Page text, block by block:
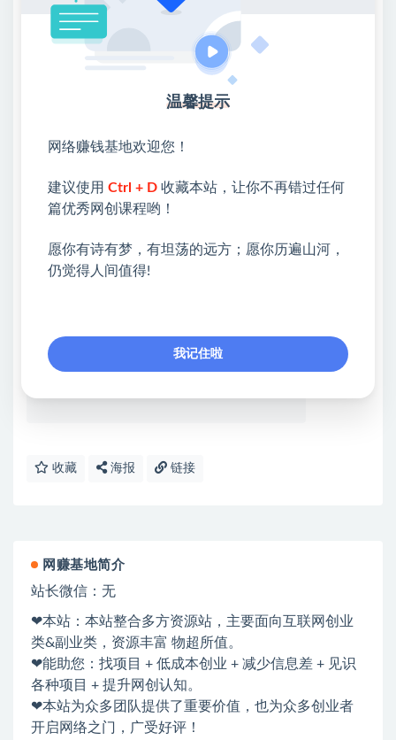
当然，市面上很多人也在开淘宝虚拟项目的培训，部分
人开始拷贝我课程的内容去洗课，我相信看过我课程的
人，大部分都知道很多人在我之后开的课程跟我雷同。
为什么？因为我通过低价课的孵化，把淘宝课程打造的
手。
往期相关课程：（2977期）黄岛主淘宝虚拟无货源
3.0+4.0+5.0：从0基础学习，一条龙的操作玩法！
💖课程资料【免费】领取教程💖
③：点击右上方【登录】领取
收藏 海报 链接
网赚基地简介
站长微信：无
❤本站：本站整合多方资源站，主要面向互联网创业
类&副业类，资源丰富 物超所值。
❤能助您：找项目 + 低成本创业 + 减少信息差 + 见识
各种项目 + 提升网创认知。
❤本站为众多团队提供了重要价值，也为众多创业者
开启网络之门，广受好评！
温馨提示
网络赚钱基地欢迎您！
建议使用 Ctrl + D 收藏本站，让你不再错过任何
篇优秀网创课程哟！
愿你有诗有梦，有坦荡的远方；愿你历遍山河，
仍觉得人间值得!
我记住啦